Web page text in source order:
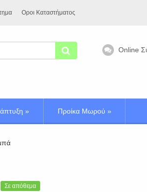
Οροι Καταστήματος
Online
» Προίκα Μωρού »
Σε απόθεμα